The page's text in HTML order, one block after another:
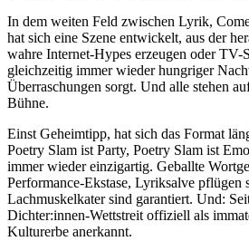
In dem weiten Feld zwischen Lyrik,
hat sich eine Szene entwickelt, aus der
wahre Internet-Hypes erzeugen oder TV-
gleichzeitig immer wieder hungriger
Überraschungen sorgt. Und alle stehen
Bühne.
Einst Geheimtipp, hat sich das Format
Poetry Slam ist Party, Poetry Slam ist
immer wieder einzigartig. Geballte
Performance-Ekstase, Lyriksalve pflügen
Lachmuskelkater sind garantiert. Und:
Dichter:innen-Wettstreit offiziell als
Kulturerbe anerkannt.